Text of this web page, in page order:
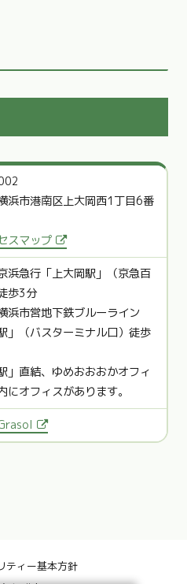
浜市港南区上大岡西1丁目6番
スマップ
浜急行「上大岡駅」（京急百
歩3分
浜市営地下鉄ブルーライン
」（バスターミナル口）徒歩
」直結、ゆめおおおかオフィ
にオフィスがあります。
ティー基本方針